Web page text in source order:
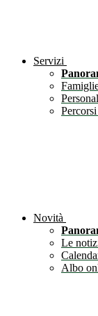
Servizi
Novità
Le
Albo